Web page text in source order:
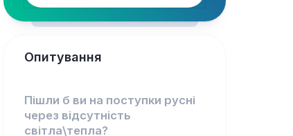
Опитування
Пішли б ви на поступки русні
через відсутність
світла\тепла?